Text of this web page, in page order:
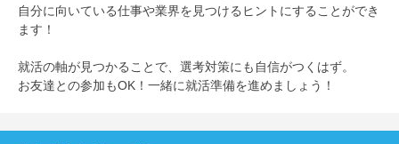
自分に向いている仕事や業界を見つけるヒントにすることができ
ます！
就活の軸が見つかることで、選考対策にも自信がつくはず。
お友達との参加もOK！一緒に就活準備を進めましょう！